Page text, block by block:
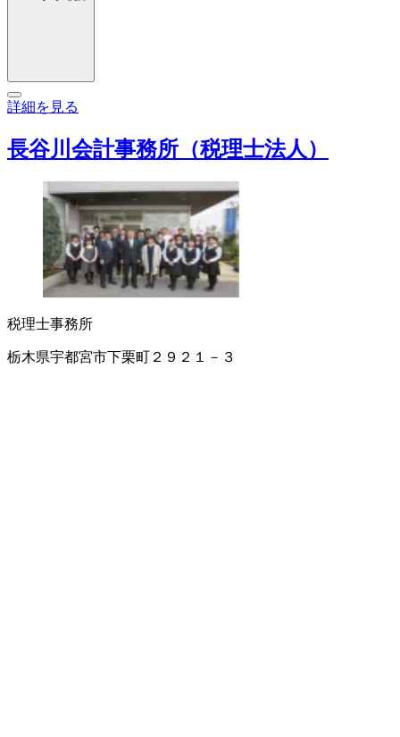
詳細を見る
長谷川会計事務所（税理士法人）
税理士事務所
栃木県宇都宮市下栗町２９２１－３